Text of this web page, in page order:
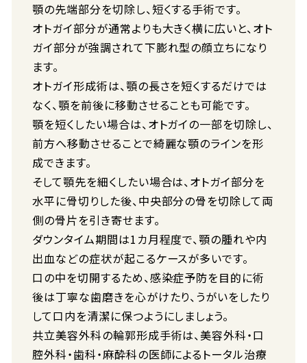
顎の先端部分を切除し、短くする手術です。
オトガイ部分が通常よりも大きく横に広いと、オト
ガイ部分が強調されて下膨れ型の顔立ちになり
ます。
オトガイ形成術は、顎の長さを短くするだけでは
なく、顎を前後に移動させることも可能です。
顎を短くしたい場合は、オトガイの一部を切除し、
前方へ移動させることで綺麗な顎のラインを形
成できます。
そして顎先を細くしたい場合は、オトガイ部分を
水平に骨切りした後、中央部分の骨を切除して両
側の骨片を引き寄せます。
ダウンタイム期間は1カ月程度で、顎の腫れや内
出血などの症状が起こるケースが多いです。
口の中を切開するため、感染症予防を目的に術
後は丁寧な歯磨きを心がけたり、うがいをしたり
して口内を清潔に保つようにしましょう。
共立美容外科の輪郭形成手術は、美容外科・口
腔外科・歯科・麻酔科の医師によるトータル治療